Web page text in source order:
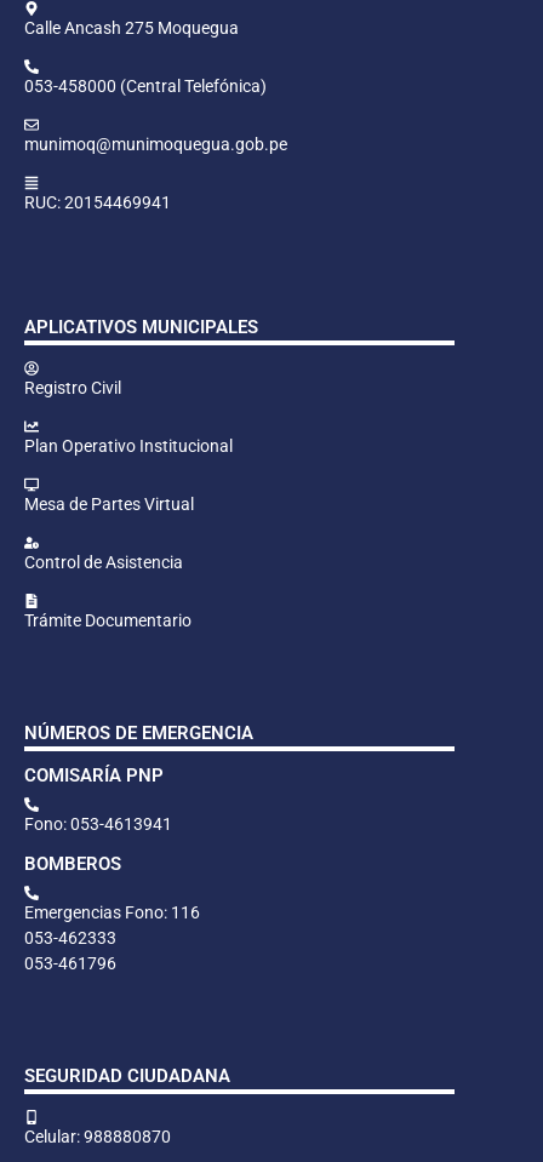
Calle Ancash 275 Moquegua
053-458000 (Central Telefónica)
munimoq@munimoquegua.gob.pe
RUC: 20154469941
APLICATIVOS MUNICIPALES
Registro Civil
Plan Operativo Institucional
Mesa de Partes Virtual
Control de Asistencia
Trámite Documentario
NÚMEROS DE EMERGENCIA
COMISARÍA PNP
Fono: 053-4613941
BOMBEROS
Emergencias Fono: 116
053-462333
053-461796
SEGURIDAD CIUDADANA
Celular: 988880870